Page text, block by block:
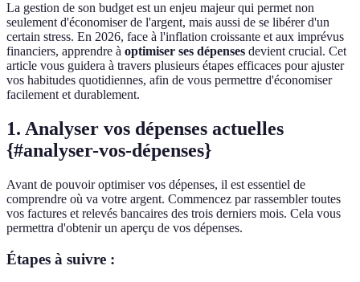
La gestion de son budget est un enjeu majeur qui permet non
seulement d'économiser de l'argent, mais aussi de se libérer d'un
certain stress. En 2026, face à l'inflation croissante et aux imprévus
financiers, apprendre à optimiser ses dépenses devient crucial. Cet
article vous guidera à travers plusieurs étapes efficaces pour ajuster
vos habitudes quotidiennes, afin de vous permettre d'économiser
facilement et durablement.
1. Analyser vos dépenses actuelles
{#analyser-vos-dépenses}
Avant de pouvoir optimiser vos dépenses, il est essentiel de
comprendre où va votre argent. Commencez par rassembler toutes
vos factures et relevés bancaires des trois derniers mois. Cela vous
permettra d'obtenir un aperçu de vos dépenses.
Étapes à suivre :